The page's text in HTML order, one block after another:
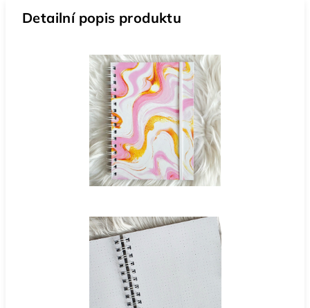
Detailní popis produktu